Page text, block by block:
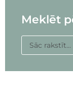
Meklēt